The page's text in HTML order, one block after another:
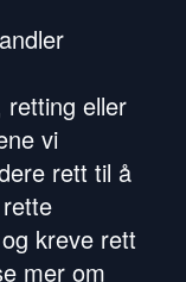
retting eller
vi
rett til å
kreve rett
mer om